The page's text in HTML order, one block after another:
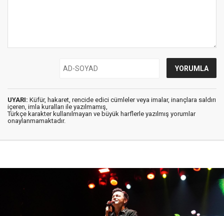
UYARI: Küfür, hakaret, rencide edici cümleler veya imalar, inançlara saldırı
içeren, imla kuralları ile yazılmamış,
Türkçe karakter kullanılmayan ve büyük harflerle yazılmış yorumlar
onaylanmamaktadır.